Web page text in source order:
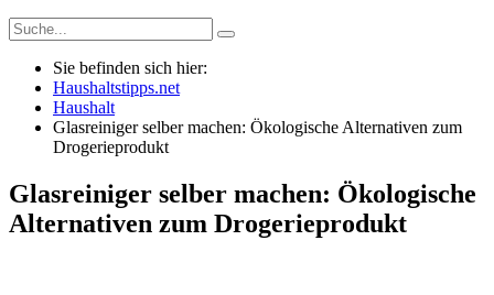
Sie befinden sich hier:
Haushaltstipps.net
Haushalt
Glasreiniger selber machen: Ökologische Alternativen zum
Drogerieprodukt
Glasreiniger selber machen: Ökologische
Alternativen zum Drogerieprodukt